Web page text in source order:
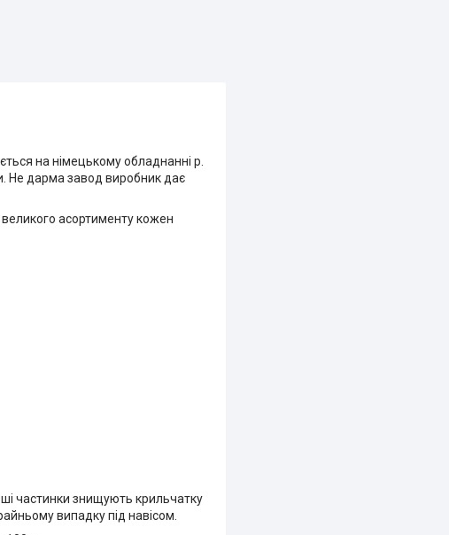
на німецькому обладнанні р.
Не дарма завод виробник дає
асортименту кожен
частинки знищують крильчатку
випадку під навісом.